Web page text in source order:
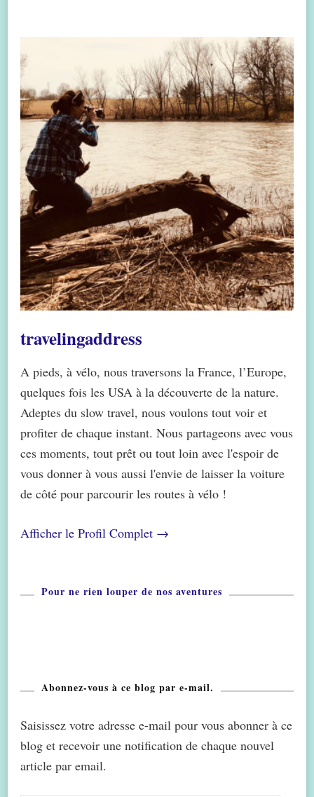
travelingaddress
A pieds, à vélo, nous traversons la France, l’Europe,
quelques fois les USA à la découverte de la nature.
Adeptes du slow travel, nous voulons tout voir et
profiter de chaque instant. Nous partageons avec vous
ces moments, tout prêt ou tout loin avec l'espoir de
vous donner à vous aussi l'envie de laisser la voiture
de côté pour parcourir les routes à vélo !
Afficher le Profil Complet →
Pour ne rien louper de nos aventures
Abonnez-vous à ce blog par e-mail.
Saisissez votre adresse e-mail pour vous abonner à ce
blog et recevoir une notification de chaque nouvel
article par email.